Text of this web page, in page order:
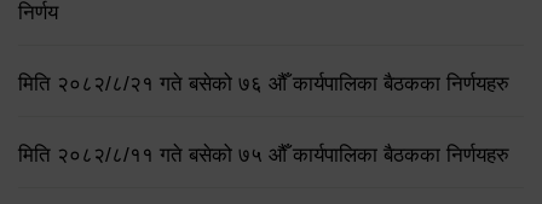
निर्णय
मिति २०८२/८/२१ गते बसेको ७६ औँ कार्यपालिका बैठकका निर्णयहरु
मिति २०८२/८/११ गते बसेको ७५ औँ कार्यपालिका बैठकका निर्णयहरु